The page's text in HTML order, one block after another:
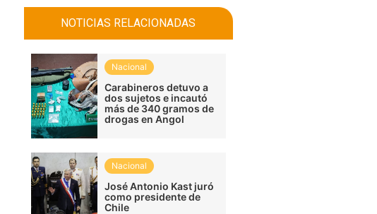
NOTICIAS RELACIONADAS
Nacional
Carabineros detuvo a
dos sujetos e incautó
más de 340 gramos de
drogas en Angol
Nacional
José Antonio Kast juró
como presidente de
Chile